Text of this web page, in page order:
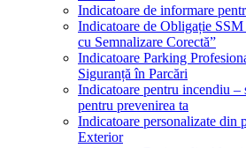
Indicatoare de informare
Indicatoare de Obligație
cu Semnalizare Corectă”
Indicatoare Parking
Siguranță în Parcări
Indicatoare pentru incendiu –
pentru prevenirea ta
Indicatoare personalizate din
Exterior